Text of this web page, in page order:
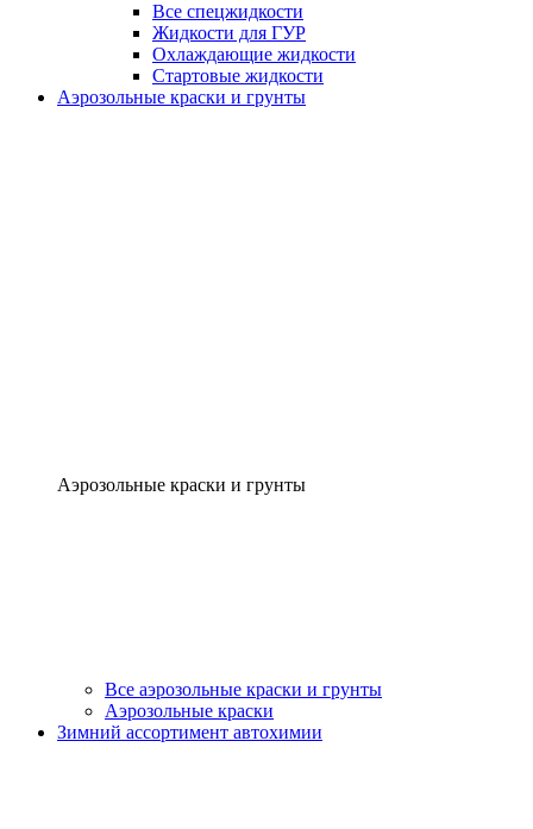
Все спецжидкости
Жидкости для ГУР
Охлаждающие жидкости
Стартовые жидкости
Аэрозольные краски и грунты
Аэрозольные краски и грунты
Все аэрозольные краски и грунты
Аэрозольные краски
Зимний ассортимент автохимии